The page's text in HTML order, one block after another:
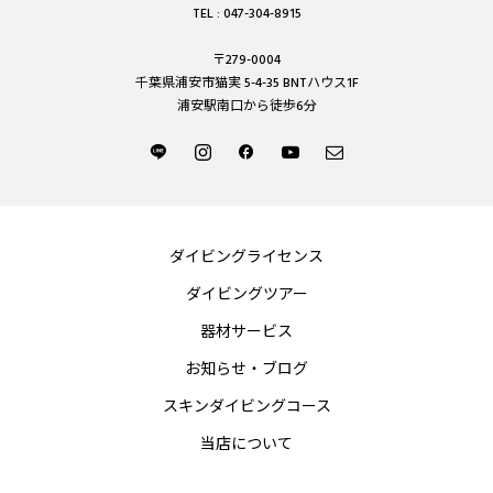
TEL : 047-304-8915
〒279-0004
千葉県浦安市猫実 5-4-35 BNTハウス1F
浦安駅南口から徒歩6分
ダイビングライセンス
ダイビングツアー
器材サービス
お知らせ・ブログ
スキンダイビングコース
当店について